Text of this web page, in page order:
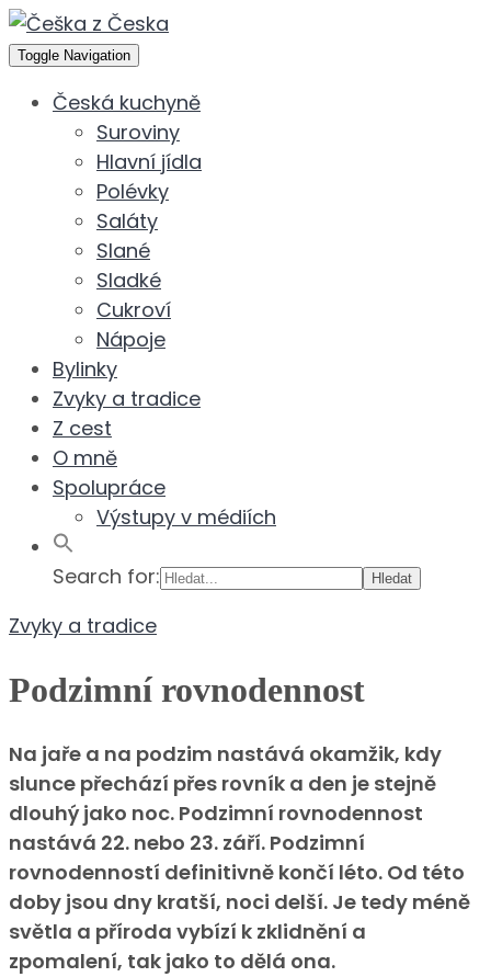
Toggle Navigation
Česká kuchyně
Suroviny
Hlavní jídla
Polévky
Saláty
Slané
Sladké
Cukroví
Nápoje
Bylinky
Zvyky a tradice
Z cest
O mně
Spolupráce
Výstupy v médiích
Search for:
Zvyky a tradice
Podzimní rovnodennost
Na jaře a na podzim nastává okamžik, kdy
slunce přechází přes rovník a den je stejně
dlouhý jako noc. Podzimní rovnodennost
nastává 22. nebo 23. září. Podzimní
rovnodenností definitivně končí léto. Od této
doby jsou dny kratší, noci delší. Je tedy méně
světla a příroda vybízí k zklidnění a
zpomalení, tak jako to dělá ona.